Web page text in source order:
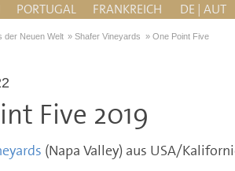
PORTUGAL FRANKREICH DE | AUT
der Neuen Welt »Shafer Vineyards »One Point Five
Five 2019
(Napa Valley) aus USA/